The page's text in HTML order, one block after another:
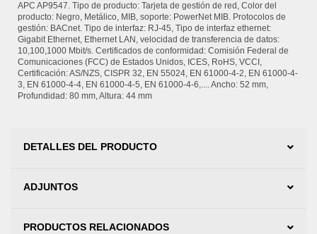
APC AP9547. Tipo de producto: Tarjeta de gestión de red, Color del
producto: Negro, Metálico, MIB, soporte: PowerNet MIB. Protocolos de
gestión: BACnet. Tipo de interfaz: RJ-45, Tipo de interfaz ethernet:
Gigabit Ethernet, Ethernet LAN, velocidad de transferencia de datos:
10,100,1000 Mbit/s. Certificados de conformidad: Comisión Federal de
Comunicaciones (FCC) de Estados Unidos, ICES, RoHS, VCCI,
Certificación: AS/NZS, CISPR 32, EN 55024, EN 61000-4-2, EN 61000-4-
3, EN 61000-4-4, EN 61000-4-5, EN 61000-4-6,.... Ancho: 52 mm,
Profundidad: 80 mm, Altura: 44 mm
DETALLES DEL PRODUCTO
ADJUNTOS
PRODUCTOS RELACIONADOS